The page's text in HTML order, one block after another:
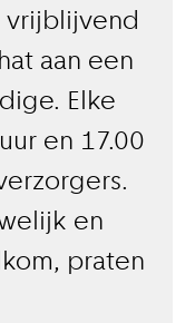
vrijblijvend
aan een
Elke
en 17.00
en
praten